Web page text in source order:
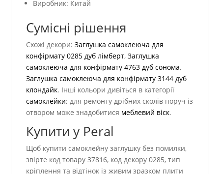
Виробник: Китай
Сумісні рішення
Схожі декори:Заглушка самоклеюча для
конфірмату 0285 дуб лімберт,Заглушка
самоклеюча для конфірмату 4763 дуб сонома,
Заглушка самоклеюча для конфірмату 3144 дуб
клондайк. Інші кольори дивіться в категорії
самоклейки; для ремонту дрібних сколів поруч із
отвором може знадобитися меблевий віск.
Купити у Peral
Щоб купити самоклейну заглушку без помилки,
звірте код товару 37816, код декору 0285, тип
кріплення та відтінок із живим зразком плити